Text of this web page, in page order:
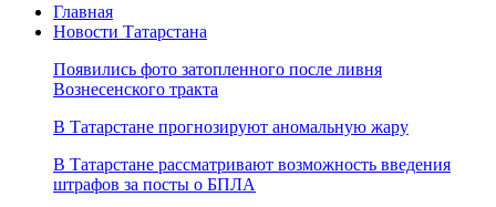
Главная
Новости Татарстана
Появились фото затопленного после ливня
Вознесенского тракта
В Татарстане прогнозируют аномальную жару
В Татарстане рассматривают возможность введения
штрафов за посты о БПЛА